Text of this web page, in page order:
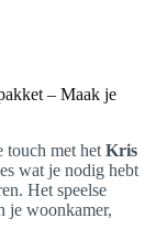
– Maak je
touch met het Kris
wat je nodig hebt
Het speelse
je woonkamer,